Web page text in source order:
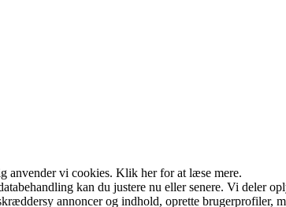
anvender vi cookies. Klik her for at læse mere.
kan du justere nu eller senere. Vi deler
annoncer og indhold, oprette brugerprofiler,